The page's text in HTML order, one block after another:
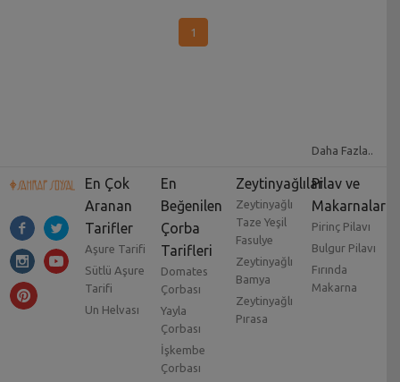
1
Daha Fazla..
En Çok
Aranan
Tarifler
Aşure Tarifi
Sütlü Aşure
Tarifi
Un Helvası
En
Beğenilen
Çorba
Tarifleri
Domates
Çorbası
Yayla
Çorbası
İşkembe
Çorbası
Zeytinyağlılar
Zeytinyağlı
Taze Yeşil
Fasulye
Zeytinyağlı
Bamya
Zeytinyağlı
Pırasa
Pilav ve
Makarnalar
Pirinç Pilavı
Bulgur Pilavı
Fırında
Makarna